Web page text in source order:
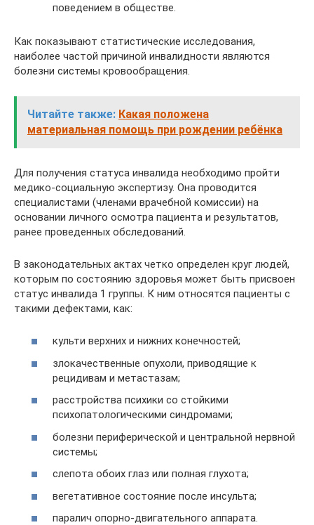
поведением в обществе.
Как показывают статистические исследования,
наиболее частой причиной инвалидности являются
болезни системы кровообращения.
Читайте также: Какая положена
материальная помощь при рождении ребёнка
Для получения статуса инвалида необходимо пройти
медико-социальную экспертизу. Она проводится
специалистами (членами врачебной комиссии) на
основании личного осмотра пациента и результатов,
ранее проведенных обследований.
В законодательных актах четко определен круг людей,
которым по состоянию здоровья может быть присвоен
статус инвалида 1 группы. К ним относятся пациенты с
такими дефектами, как:
культи верхних и нижних конечностей;
злокачественные опухоли, приводящие к
рецидивам и метастазам;
расстройства психики со стойкими
психопатологическими синдромами;
болезни периферической и центральной нервной
системы;
слепота обоих глаз или полная глухота;
вегетативное состояние после инсульта;
паралич опорно-двигательного аппарата.